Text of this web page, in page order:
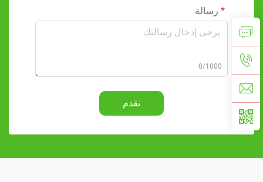
رسالة
0/1000
تقدم